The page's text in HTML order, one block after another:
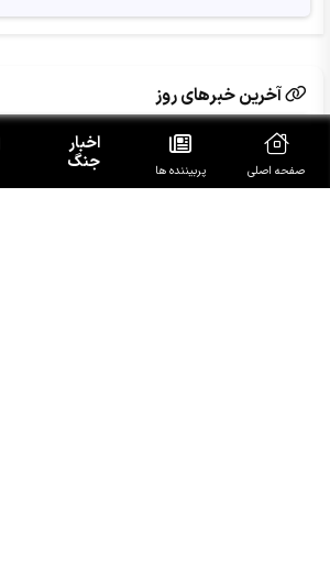
آخرین خبرهای روز
ابن‌الرضا: فناوری بومی ایران، برتر از هر
منطقه استصفحه اصلی پربیننده ها
اخبار
جنگ